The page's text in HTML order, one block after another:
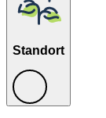
Standort